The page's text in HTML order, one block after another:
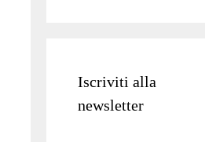
Iscriviti alla
newsletter